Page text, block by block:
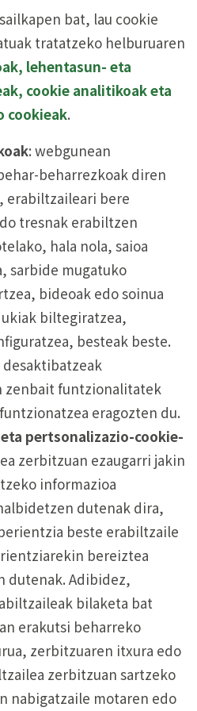
bat, lau cookie
tratatzeko helburuaren
lehentasun- eta
cookie analitikoak eta
cookieak.
: webgunean
beharrezkoak diren
erabiltzaileari bere
tresnak erabiltzen
hala nola, saioa
sarbide mugatuko
bideoak edo soinua
biltegiratzea,
besteak beste.
desaktibatzeak
zenbait funtzionalitatek
eragozten du.
pertsonalizazio-cookie-
zerbitzuan ezaugarri jakin
informazioa
dutenak dira,
beste erabiltzaile
bereiztea
dutenak. Adibidez,
bilaketa bat
erakutsi beharreko
zerbitzuaren itxura edo
zerbitzuan sartzeko
nabigatzaile motaren edo